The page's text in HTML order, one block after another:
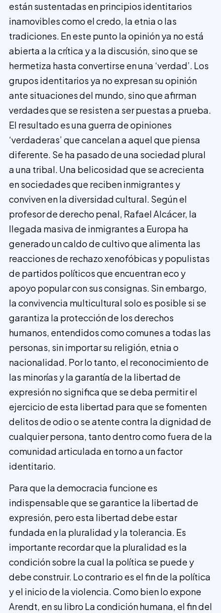
están sustentadas en principios identitarios
inamovibles como el credo, la etnia o las
tradiciones. En este punto la opinión ya no está
abierta a la crítica y a la discusión, sino que se
hermetiza hasta convertirse en una ‘verdad’. Los
grupos identitarios ya no expresan su opinión
ante situaciones del mundo, sino que afirman
verdades que se resisten a ser puestas a prueba.
El resultado es una guerra de opiniones
‘verdaderas’ que cancelan a aquel que piensa
diferente. Se ha pasado de una sociedad plural
a una tribal. Una belicosidad que se acrecienta
en sociedades que reciben inmigrantes y
conviven en la diversidad cultural. Según el
profesor de derecho penal, Rafael Alcácer, la
llegada masiva de inmigrantes a Europa ha
generado un caldo de cultivo que alimenta las
reacciones de rechazo xenofóbicas y populistas
de partidos políticos que encuentran eco y
apoyo popular con sus consignas. Sin embargo,
la convivencia multicultural solo es posible si se
garantiza la protección de los derechos
humanos, entendidos como comunes a todas las
personas, sin importar su religión, etnia o
nacionalidad. Por lo tanto, el reconocimiento de
las minorías y la garantía de la libertad de
expresión no significa que se deba permitir el
ejercicio de esta liberta­d para que se f­omenten
delitos de odio o se atente contra la dignidad de
cualquier persona, tanto dentro como fuera de la
comunidad articulada en torno a un factor
identitario.
Para que la democracia funcione es
indispensable que se garantice la libertad de
expresión, pero esta libertad debe estar
fundada en la pluralidad y la tolerancia. Es
importante recordar que la pluralidad es la
condición sobre la cual la política se puede y
debe construir. Lo contrario es el fin de la política
y el inicio de la violencia. Como bien lo expone
Arendt, en su libro La condición humana, el fin del